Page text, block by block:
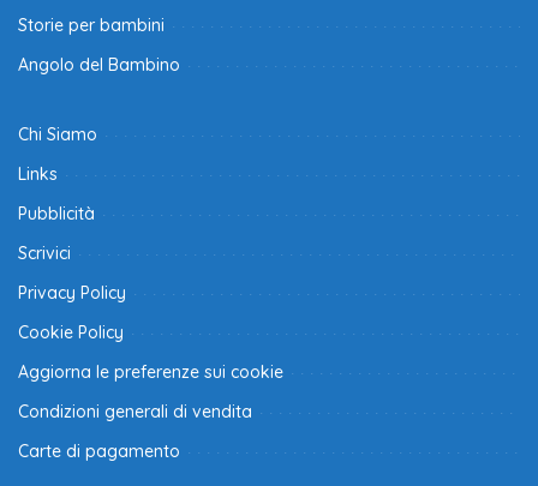
Storie per bambini
Angolo del Bambino
Chi Siamo
Links
Pubblicità
Scrivici
Privacy Policy
Cookie Policy
Aggiorna le preferenze sui cookie
Condizioni generali di vendita
Carte di pagamento